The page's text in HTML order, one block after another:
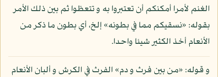
الغنم لأمرا أمكنكم أن تعتبروا به و تتعظوا ثم بين ذلك الأمر
بقوله: «نسقيكم مما في بطونه» إلخ، أي بطون ما ذكر من
الأنعام أخذ الكثير شيئا واحدا.
و قوله: «من بين فرث و دم» الفرث في الكرش و ألبان الأنعام